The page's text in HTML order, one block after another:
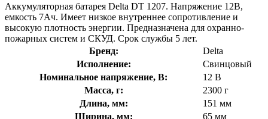
Аккумуляторная батарея Delta DT 1207. Напряжение 12В,
емкость 7Ач. Имеет низкое внутреннее сопротивление и
высокую плотность энергии. Предназначена для охранно-
пожарных систем и СКУД. Срок службы 5 лет.
Бренд:
Delta
Исполнение:
Свинцовый
Номинальное напряжение, В:
12 В
Масса, г:
2300 г
Длина, мм:
151 мм
Ширина, мм:
65 мм